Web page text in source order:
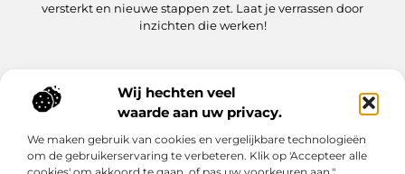
Wij hechten veel
waarde aan uw privacy.
We maken gebruik van cookies en vergelijkbare technologieën
om de gebruikerservaring te verbeteren. Klik op 'Accepteer alle
versterkt en nieuwe stappen zet. Laat je verrassen door
inzichten die werken!
Onze informatie
Bericht categorie